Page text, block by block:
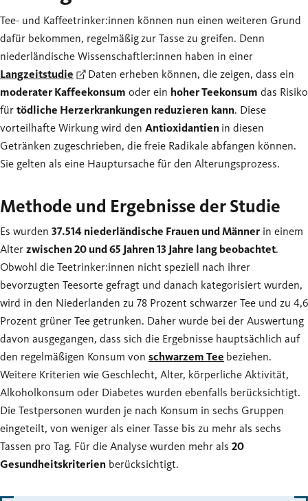
Tee- und Kaffeetrinker:innen können nun einen weiteren Grund
dafür bekommen, regelmäßigzur Tasse zu greifen. Denn
niederländische Wissenschaftler:innen haben in einer
Langzeitstudie
Daten erheben können, die zeigen, dass ein
moderater Kaffeekonsum oder ein hoher Teekonsum das Risiko
für tödliche Herzerkrankungen reduzieren kann. Diese
vorteilhafte Wirkung wird den Antioxidantien in diesen
Getränken zugeschrieben, die freie Radikale abfangen können.
Sie gelten als eine Hauptursache für den Alterungsprozess.
Methode und Ergebnisse der Studie
Es wurden 37.514 niederländische Frauen und Männerin einem
Alter zwischen 20 und 65 Jahren 13 Jahre lang beobachtet.
Obwohl die Teetrinker:innen nicht speziell nach ihrer
bevorzugten Teesorte gefragt und danach kategorisiert wurden,
wird in den Niederlanden zu 78 Prozent schwarzer Tee und zu 4,6
Prozent grüner Tee getrunken. Daher wurde bei der Auswertung
davon ausgegangen, dass sich die Ergebnisse hauptsächlich auf
den regelmäßigen Konsum von schwarzem Tee beziehen.
Weitere Kriterien wie Geschlecht, Alter, körperliche Aktivität,
Alkoholkonsum oder Diabetes wurden ebenfalls berücksichtigt.
Die Testpersonen wurden je nach Konsum in sechs Gruppen
eingeteilt, von weniger als einer Tasse bis zu mehr als sechs
Tassen pro Tag. Für die Analyse wurden mehr als 20
Gesundheitskriterien berücksichtigt.